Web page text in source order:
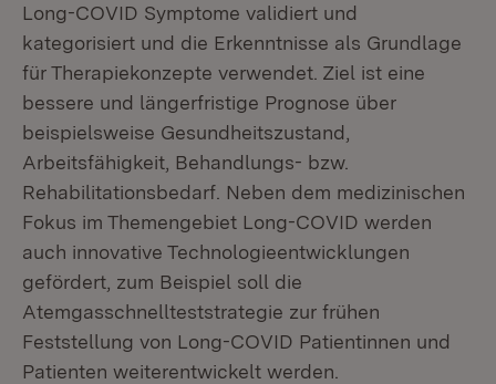
Long-COVID Symptome validiert und
kategorisiert und die Erkenntnisse als Grundlage
für Therapiekonzepte verwendet. Ziel ist eine
bessere und längerfristige Prognose über
beispielsweise Gesundheitszustand,
Arbeitsfähigkeit, Behandlungs- bzw.
Rehabilitationsbedarf. Neben dem medizinischen
Fokus im Themengebiet Long-COVID werden
auch innovative Technologieentwicklungen
gefördert, zum Beispiel soll die
Atemgasschnellteststrategie zur frühen
Feststellung von Long-COVID Patientinnen und
Patienten weiterentwickelt werden.